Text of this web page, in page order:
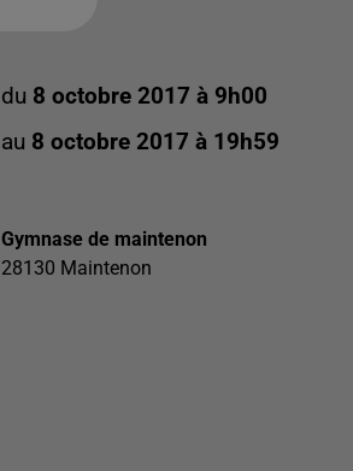
du 8 octobre 2017 à 9h00
au 8 octobre 2017 à 19h59
Gymnase de maintenon
28130 Maintenon